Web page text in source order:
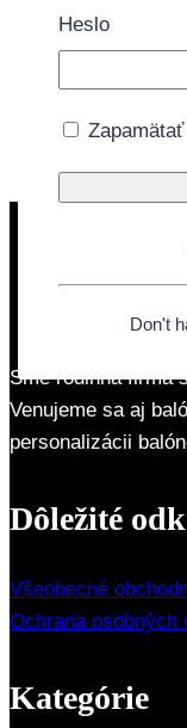
množstvo
Doprava
Sme rodinná firma
Venujeme sa aj
personalizácii
Dôležité
Všeobecné
Ochrana osobných
Kategórie
Heslo
Zapamätať
Don't